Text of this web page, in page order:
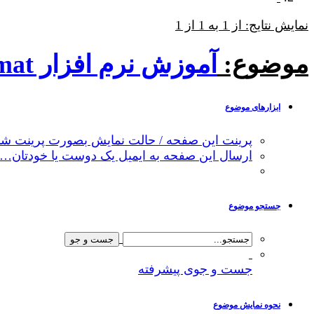
نمایش نتایج: از 1 به 1 از 1
موضوع: آموزش نرم افزار hazmat مدلسازی
ابزارهای موضوع
پرینت این صفحه / حالت نمایش بصورت پرینت
ارسال این صفحه به ایمیل یک دوست یا خودتان…
جستجو موضوع
جست و جوی پیشرفته
نحوه نمایش موضوع